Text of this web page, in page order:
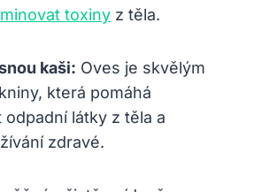
toxiny z těla.
kaši: Oves je skvělým
která pomáhá
látky z těla a
zdravé.